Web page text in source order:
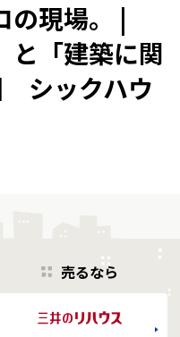
の現場。 |
と「建築に関
シックハウ
売るなら